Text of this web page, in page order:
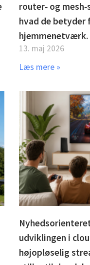
router‑ og
hvad de betyder
hjemmenetværk.
13. maj 2026
Læs mere »
udviklingen i
højopløselig